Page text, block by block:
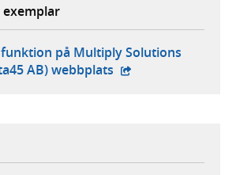
på Multiply Solutions
AB) webbplats - extern webbplats,